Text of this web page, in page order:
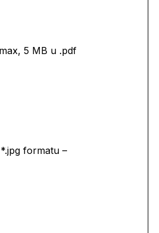
5 MB u .pdf
formatu –